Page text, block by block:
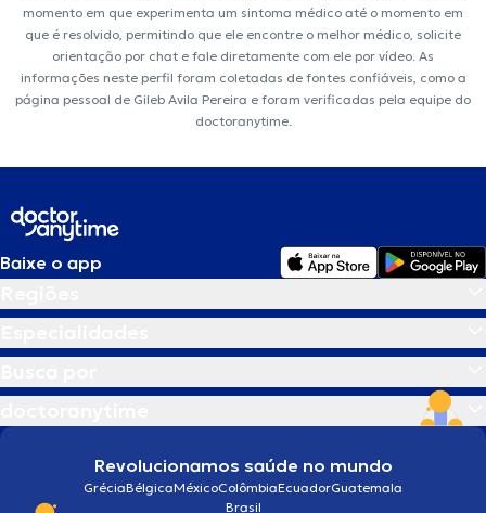
momento em que experimenta um sintoma médico até o momento em
que é resolvido, permitindo que ele encontre o melhor médico, solicite
orientação por chat e fale diretamente com ele por vídeo. As
informações neste perfil foram coletadas de fontes confiáveis, como a
página pessoal de Gileb Avila Pereira e foram verificadas pela equipe do
doctoranytime.
Baixe o app
Revolucionamos saúde no mundo
GréciaBélgicaMéxicoColômbiaEcuadorGuatemala
Brasil